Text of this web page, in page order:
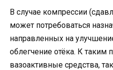
В случае компрессии
может потребоваться
направленных на
облегчение отёка. К таким
вазоактивные средства,